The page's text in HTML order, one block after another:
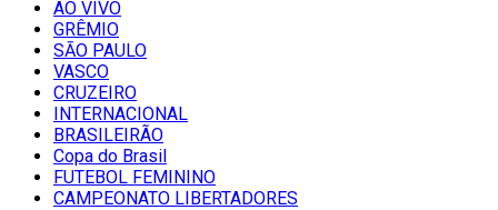
AO VIVO
GRÊMIO
SĀO PAULO
VASCO
CRUZEIRO
INTERNACIONAL
BRASILEIRÃO
Copa do Brasil
FUTEBOL FEMININO
CAMPEONATO LIBERTADORES